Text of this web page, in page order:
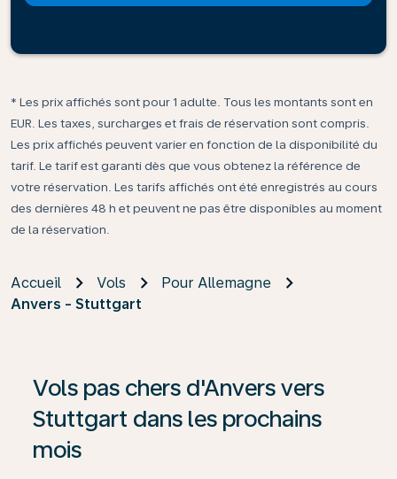
* Les prix affichés sont pour 1 adulte. Tous les montants sont en
EUR. Les taxes, surcharges et frais de réservation sont compris.
Les prix affichés peuvent varier en fonction de la disponibilité du
tarif. Le tarif est garanti dès que vous obtenez la référence de
votre réservation. Les tarifs affichés ont été enregistrés au cours
des dernières 48 h et peuvent ne pas être disponibles au moment
de la réservation.
Accueil Vols
Pour Allemagne
Anvers - Stuttgart
Vols pas chers d'Anvers vers
Stuttgart dans les prochains
mois
Si aucun résultat n’est disponible, cliquez sur «